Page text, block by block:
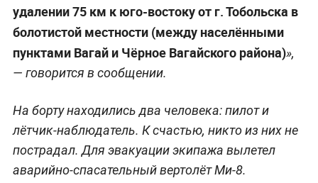
удалении 75 км к юго-востоку от г. Тобольска в
болотистой местности (между населёнными
пунктами Вагай и Чёрное Вагайского района)»,
— говорится в сообщении.
На борту находились два человека: пилот и
лётчик-наблюдатель. К счастью, никто из них не
пострадал. Для эвакуации экипажа вылетел
аварийно-спасательный вертолёт Ми-8.